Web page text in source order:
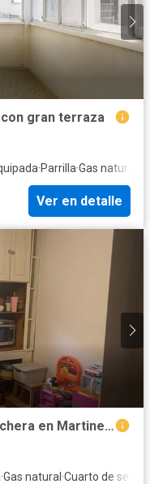
con gran terraza
·Parrilla·Gas natural
Ver en detalle
Venta Departamento 4 Amb. Cochera en Martinez Excelente Ubicación
·Gas natural·Cuarto de